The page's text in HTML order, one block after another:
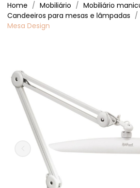
Home Mobiliário
Mobiliário
Candeeiros para mesas e lâmpadas
Mesa Design